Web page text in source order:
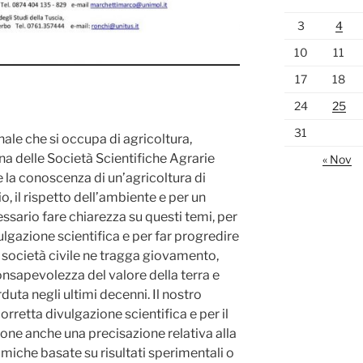
che si occupa di agricoltura,
delle Società Scientifiche Agrarie
conoscenza di un’agricoltura di
il rispetto dell’ambiente e per un
fare chiarezza su questi temi, per
scientifica e per far progredire
civile ne tragga giovamento,
del valore della terra e
negli ultimi decenni. Il nostro
divulgazione scientifica e per il
anche una precisazione relativa alla
basate su risultati sperimentali o
3
4
10
11
17
18
24
25
31
« Nov